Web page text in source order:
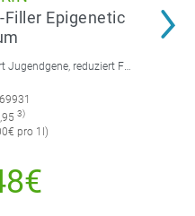
Epigenetic
Hyaluron-Filler Serum reaktiviert Jugendgene, reduziert Falten und feine Linien, spendet intensive Feuchtigkeit und strafft die Gesichtskonturen.
3)
pro 1l)